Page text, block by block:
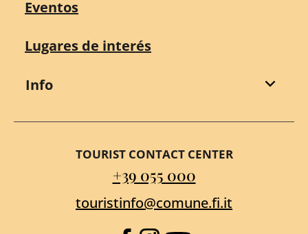
Eventos
Lugares de interés
Info
TOURIST CONTACT CENTER
+39 055 000
touristinfo@comune.fi.it